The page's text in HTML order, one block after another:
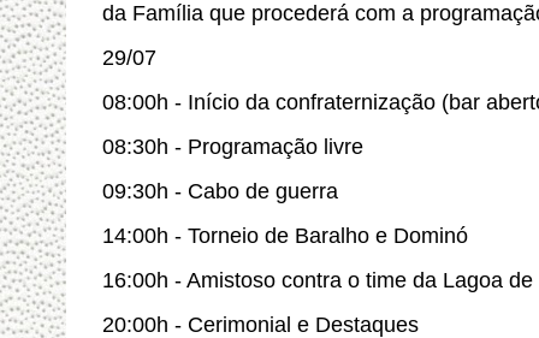
da Família que procederá com a
29/07
08:00h - Início da confraternização (bar
08:30h - Programação livre
09:30h - Cabo de guerra
14:00h - Torneio de Baralho e Dominó
16:00h - Amistoso contra o time da Lagoa
20:00h - Cerimonial e Destaques